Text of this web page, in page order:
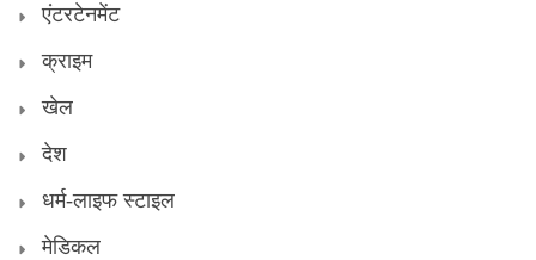
एंटरटेनमेंट
क्राइम
खेल
देश
धर्म-लाइफ स्टाइल
मेडिकल